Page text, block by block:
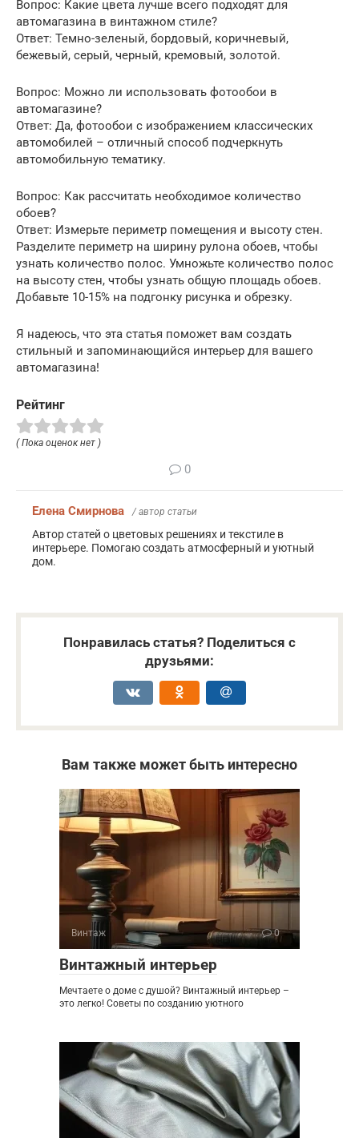
Вопрос: Какие цвета лучше всего подходят для
автомагазина в винтажном стиле?
Ответ: Темно-зеленый, бордовый, коричневый,
бежевый, серый, черный, кремовый, золотой.
Вопрос: Можно ли использовать фотообои в
автомагазине?
Ответ: Да, фотообои с изображением классических
автомобилей – отличный способ подчеркнуть
автомобильную тематику.
Вопрос: Как рассчитать необходимое количество
обоев?
Ответ: Измерьте периметр помещения и высоту стен.
Разделите периметр на ширину рулона обоев, чтобы
узнать количество полос. Умножьте количество полос
на высоту стен, чтобы узнать общую площадь обоев.
Добавьте 10-15% на подгонку рисунка и обрезку.
Я надеюсь, что эта статья поможет вам создать
стильный и запоминающийся интерьер для вашего
автомагазина!
Рейтинг
( Пока оценок нет )
0
Елена Смирнова / автор статьи
Автор статей о цветовых решениях и текстиле в
интерьере. Помогаю создать атмосферный и уютный
дом.
Понравилась статья? Поделиться с
друзьями:
Вам также может быть интересно
Винтаж 0
Винтажный интерьер
Мечтаете о доме с душой? Винтажный интерьер –
это легко! Советы по созданию уютного